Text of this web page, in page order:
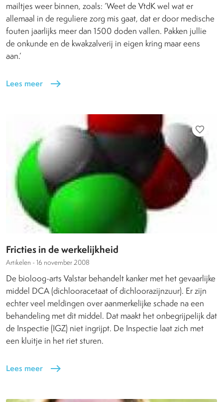
mailtjes weer binnen, zoals: ‘Weet de VtdK wel wat er
allemaal in de reguliere zorg mis gaat, dat er door medische
fouten jaarlijks meer dan 1500 doden vallen. Pakken jullie
de onkunde en de kwakzalverij in eigen kring maar eens
aan.’
Lees meer east
favorite_border
Fricties in de werkelijkheid
Artikelen - 16 november 2008
De bioloog-arts Valstar behandelt kanker met het gevaarlijke
middel DCA (dichlooracetaat of dichloorazijnzuur). Er zijn
echter veel meldingen over aanmerkelijke schade na een
behandeling met dit middel. Dat maakt het onbegrijpelijk dat
de Inspectie (IGZ) niet ingrijpt. De Inspectie laat zich met
een kluitje in het riet sturen.
Lees meer east